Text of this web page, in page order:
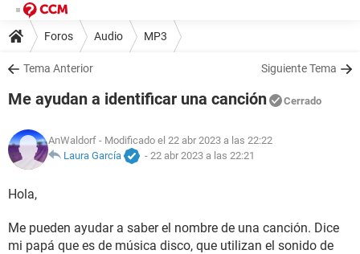
Foros Audio MP3
Tema Anterior Siguiente Tema
Me ayudan a identificar una canción Cerrado
AnWaldorf - Modificado el 22 abr 2023 a las 22:22
Laura García
- 22 abr 2023 a las 22:21
Hola,
Me pueden ayudar a saber el nombre de una canción. Dice
mi papá que es de música disco, que utilizan el sonido de